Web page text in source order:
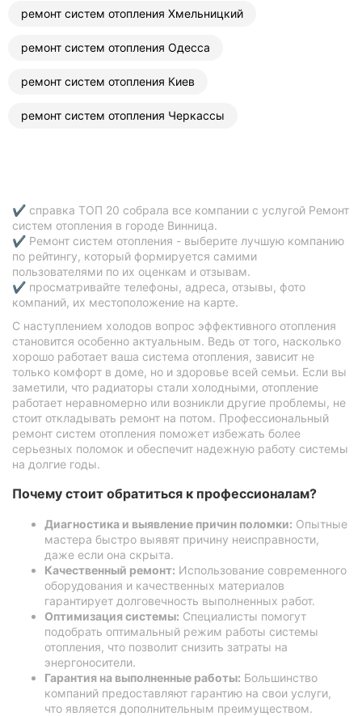
ремонт систем отопления Хмельницкий
ремонт систем отопления Одесса
ремонт систем отопления Киев
ремонт систем отопления Черкассы
✔ справка ТОП 20 собрала все компании с услугой Ремонт
систем отопления в городе Винница.
✔ Ремонт систем отопления - выберите лучшую компанию
по рейтингу, который формируется самими
пользователями по их оценкам и отзывам.
✔ просматривайте телефоны, адреса, отзывы, фото
компаний, их местоположение на карте.
С наступлением холодов вопрос эффективного отопления
становится особенно актуальным. Ведь от того, насколько
хорошо работает ваша система отопления, зависит не
только комфорт в доме, но и здоровье всей семьи. Если вы
заметили, что радиаторы стали холодными, отопление
работает неравномерно или возникли другие проблемы, не
стоит откладывать ремонт на потом. Профессиональный
ремонт систем отопления поможет избежать более
серьезных поломок и обеспечит надежную работу системы
на долгие годы.
Почему стоит обратиться к профессионалам?
Диагностика и выявление причин поломки: Опытные
мастера быстро выявят причину неисправности,
даже если она скрыта.
Качественный ремонт: Использование современного
оборудования и качественных материалов
гарантирует долговечность выполненных работ.
Оптимизация системы: Специалисты помогут
подобрать оптимальный режим работы системы
отопления, что позволит снизить затраты на
энергоносители.
Гарантия на выполненные работы: Большинство
компаний предоставляют гарантию на свои услуги,
что является дополнительным преимуществом.